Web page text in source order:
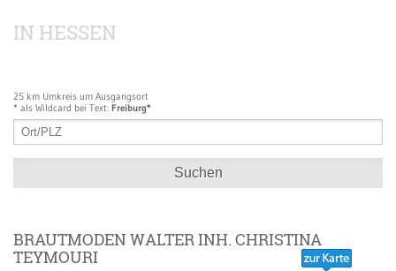
IN HESSEN
25 km Umkreis um Ausgangsort
* als Wildcard bei Text: Freiburg*
Suchen
BRAUTMODEN WALTER INH. CHRISTINA
TEYMOURI